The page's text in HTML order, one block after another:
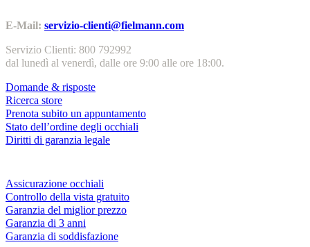
E-Mail: servizio-clienti@fielmann.com
Servizio Clienti: 800 792992
dal lunedì al venerdì, dalle ore 9:00 alle ore 18:00.
Domande & risposte
Ricerca store
Prenota subito un appuntamento
Stato dell’ordine degli occhiali
Diritti di garanzia legale
Assicurazione occhiali
Controllo della vista gratuito
Garanzia del miglior prezzo
Garanzia di 3 anni
Garanzia di soddisfazione